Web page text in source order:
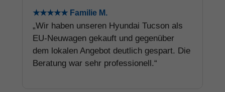
★★★★★ Familie M.
„Wir haben unseren Hyundai Tucson als
EU-Neuwagen gekauft und gegenüber
dem lokalen Angebot deutlich gespart. Die
Beratung war sehr professionell.“